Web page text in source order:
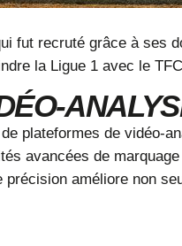
fut recruté grâce à ses
la Ligue 1 avec le
plateformes de vidéo-
avancées de
améliore non